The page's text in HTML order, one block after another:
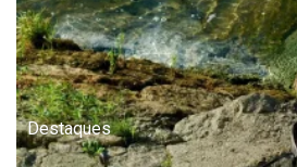
Destaques